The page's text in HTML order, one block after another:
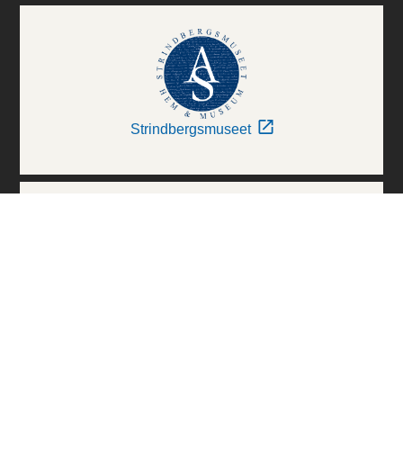
Strindbergsmuseet